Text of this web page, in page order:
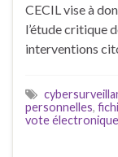
CECIL vise à
l’étude critique
interventions
personnelles,
vote électronique